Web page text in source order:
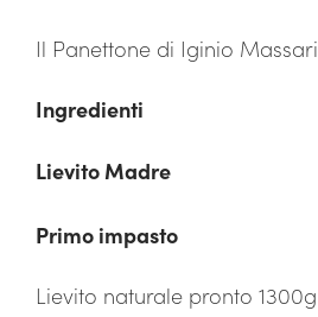
Il Panettone di Iginio Massari
Ingredienti
Lievito Madre
Primo impasto
Lievito naturale pronto 1300g